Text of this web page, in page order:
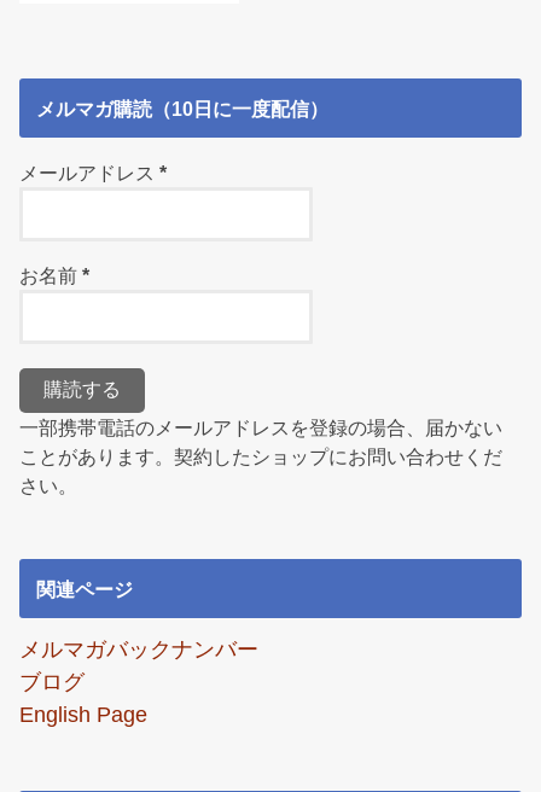
メルマガ購読（10日に一度配信）
メールアドレス*
お名前*
一部携帯電話のメールアドレスを登録の場合、届かない
ことがあります。契約したショップにお問い合わせくだ
さい。
関連ページ
メルマガバックナンバー
ブログ
English Page